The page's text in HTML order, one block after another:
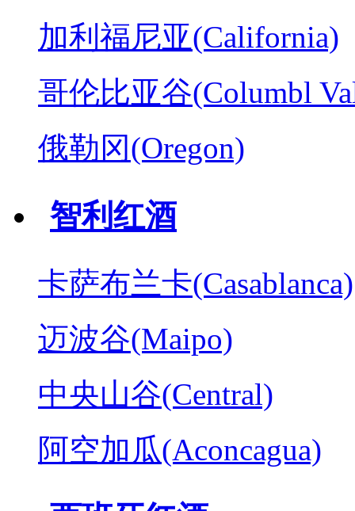
加利福尼亚(California)
哥伦比亚谷(Columbl
俄勒冈(Oregon)
智利红酒
卡萨布兰卡(Casablanca)
迈波谷(Maipo)
中央山谷(Central)
阿空加瓜(Aconcagua)